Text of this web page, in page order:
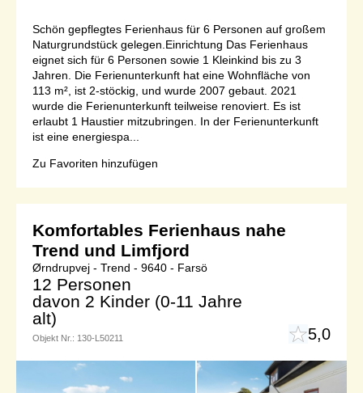
Schön gepflegtes Ferienhaus für 6 Personen auf großem
Naturgrundstück gelegen.Einrichtung Das Ferienhaus
eignet sich für 6 Personen sowie 1 Kleinkind bis zu 3
Jahren. Die Ferienunterkunft hat eine Wohnfläche von
113 m², ist 2-stöckig, und wurde 2007 gebaut. 2021
wurde die Ferienunterkunft teilweise renoviert. Es ist
erlaubt 1 Haustier mitzubringen. In der Ferienunterkunft
ist eine energiespa...
Zu Favoriten hinzufügen
Komfortables Ferienhaus nahe
Trend und Limfjord
Ørndrupvej - Trend - 9640 - Farsö
12 Personen
davon 2 Kinder (0-11 Jahre
alt)
Objekt Nr.: 130-L50211 5,0